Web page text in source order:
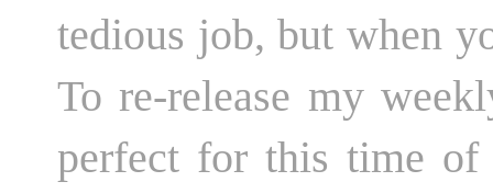
tedious job, but when
To re-release my
perfect for this time